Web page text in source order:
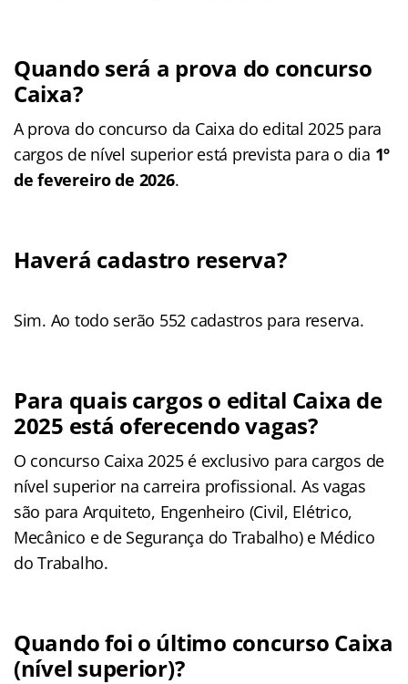
Quando será a prova do concurso
Caixa?
A prova do concurso da Caixa do edital 2025 para
cargos de nível superior está prevista para o dia 1º
de fevereiro de 2026.
Haverá cadastro reserva?
Sim. Ao todo serão 552 cadastros para reserva.
Para quais cargos o edital Caixa de
2025 está oferecendo vagas?
O concurso Caixa 2025 é exclusivo para cargos de
nível superior na carreira profissional. As vagas
são para Arquiteto, Engenheiro (Civil, Elétrico,
Mecânico e de Segurança do Trabalho) e Médico
do Trabalho.
Quando foi o último concurso Caixa
(nível superior)?